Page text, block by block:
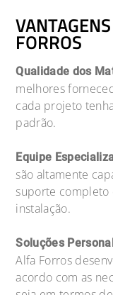
FORROS
Qualidade dos
melhores
cada projeto
padrão.
Equipe
são altamente
suporte completo
instalação.
Soluções
Alfa Forros
acordo com as